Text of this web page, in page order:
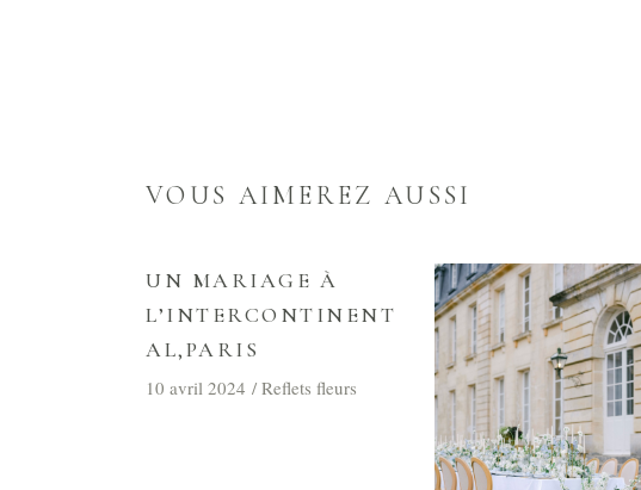
VOUS AIMEREZ AUSSI
UN MARIAGE À
L’INTERCONTINENT
AL,PARIS
10 avril 2024 Reflets fleurs